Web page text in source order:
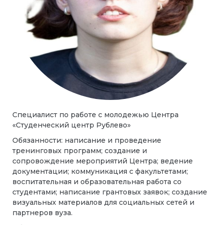
Специалист по работе с молодежью Центра
«Студенческий центр Рублево»
Обязанности: написание и проведение
тренинговых программ; создание и
сопровождение мероприятий Центра; ведение
документации; коммуникация с факультетами;
воспитательная и образовательная работа со
студентами; написание грантовых заявок; создание
визуальных материалов для социальных сетей и
партнеров вуза.